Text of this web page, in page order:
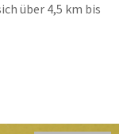
über 4,5 km bis